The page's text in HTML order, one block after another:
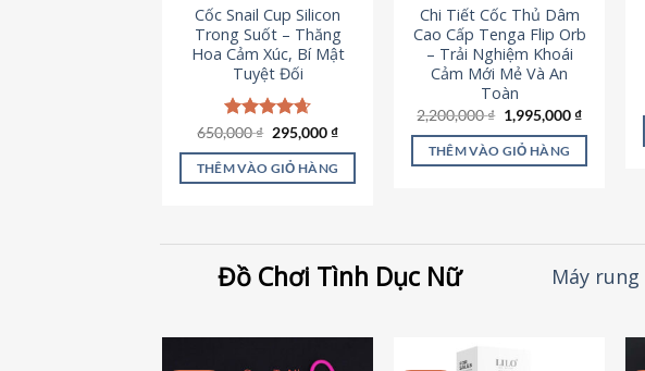
thể
được
chọn
trên
trang
phẩm
Cốc Snail Cup Silicon
Trong Suốt – Thăng
Hoa Cảm Xúc, Bí Mật
Tuyệt Đối
Được xếp
hạng4.69
5 sao
650,000₫ Giá
là:
650,000 ₫.
295,000₫Giá
tại
là:
THÊM VÀO GIỎ HÀNG
Chi Tiết Cốc Thủ Dâm
Cao Cấp Tenga Flip Orb
– Trải Nghiệm Khoái
Cảm Mới Mẻ Và An
Toàn
2,200,000₫ Giá
gốc
là:
2,200,000 ₫.
1,995,000₫Giá
THÊM VÀO GIỎ HÀNG
Đồ Chơi Tình Dục Nữ Máy rung